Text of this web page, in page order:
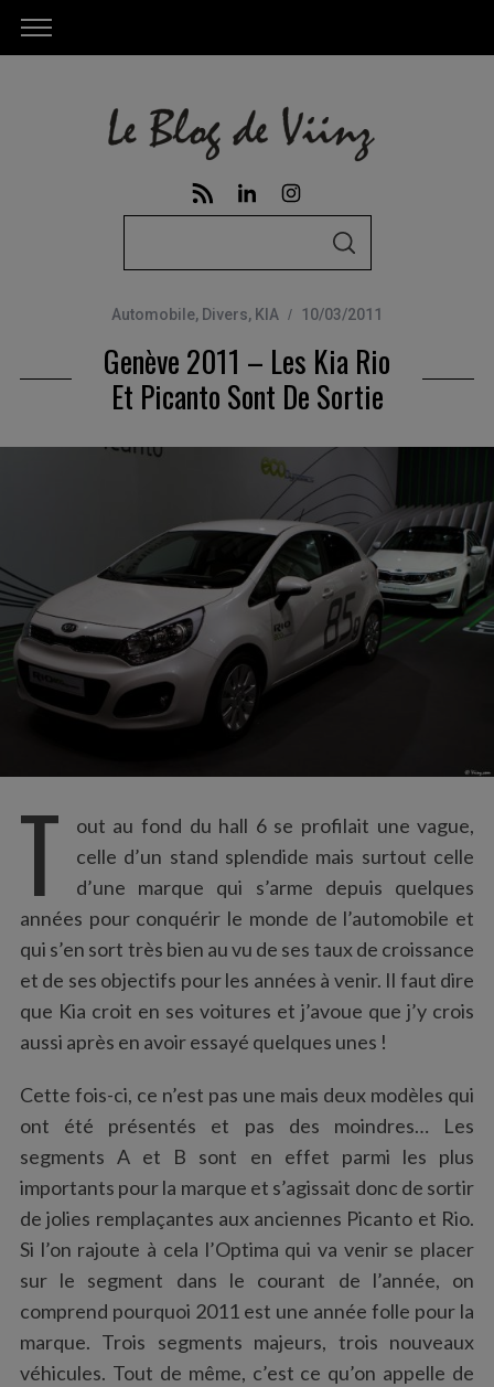
r
c
h
f
o
S
C
H
Automobile, Divers, KIA 10/03/2011
Genève 2011 – Les Kia Rio
Et Picanto Sont De Sortie
T
out au fond du hall 6 se profilait une vague,
celle d’un stand splendide mais surtout celle
d’une marque qui s’arme depuis quelques
années pour conquérir le monde de l’automobile et
qui s’en sort très bien au vu de ses taux de croissance
et de ses objectifs pour les années à venir. Il faut dire
que Kia croit en ses voitures et j’avoue que j’y crois
aussi après en avoir essayé quelques unes !
Cette fois-ci, ce n’est pas une mais deux modèles qui
ont été présentés et pas des moindres… Les
segments A et B sont en effet parmi les plus
importants pour la marque et s’agissait donc de sortir
de jolies remplaçantes aux anciennes Picanto et Rio.
Si l’on rajoute à cela l’Optima qui va venir se placer
sur le segment dans le courant de l’année, on
comprend pourquoi 2011 est une année folle pour la
marque. Trois segments majeurs, trois nouveaux
véhicules. Tout de même, c’est ce qu’on appelle de